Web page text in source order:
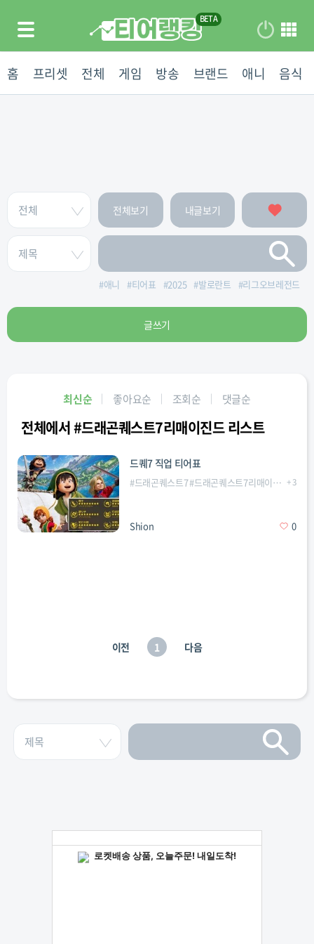
홈 프리셋 전체 게임 방송 브랜드 애니 음식
전체보기 내글보기
#애니 #티어표 #2025 #발로란트 #리그오브레전드
글쓰기
최신순 좋아요순 조회순 댓글순
전체에서 #드래곤퀘스트7리매이진드 리스트
드퀘7 직업 티어표
#드래곤퀘스트7#드래곤퀘스트7리매이진드 #드퀘
+3
Shion 0
이전 1 다음